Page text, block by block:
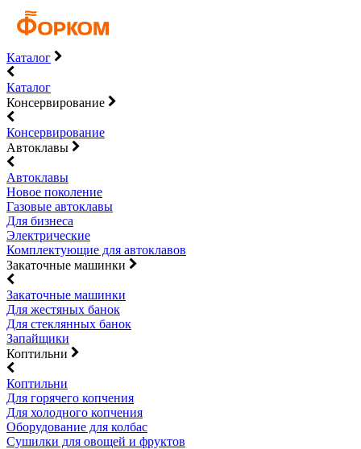
Каталог
Каталог
Консервирование
Консервирование
Автоклавы
Автоклавы
Новое поколение
Газовые автоклавы
Для бизнеса
Электрические
Комплектующие для автоклавов
Закаточные машинки
Закаточные машинки
Для жестяных банок
Для стеклянных банок
Запайщики
Коптильни
Коптильни
Для горячего копчения
Для холодного копчения
Оборудование для колбас
Сушилки для овощей и фруктов